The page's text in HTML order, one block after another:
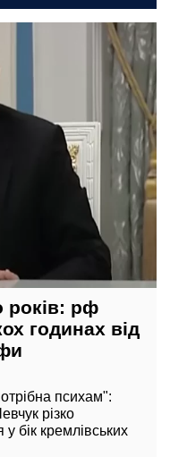
років: рф
годинах від
психам":
різко
бік кремлівських